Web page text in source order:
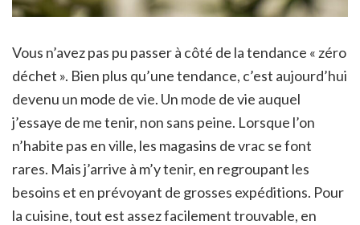
Vous n’avez pas pu passer à côté de la tendance « zéro
déchet ». Bien plus qu’une tendance, c’est aujourd’hui
devenu un mode de vie. Un mode de vie auquel
j’essaye de me tenir, non sans peine. Lorsque l’on
n’habite pas en ville, les magasins de vrac se font
rares. Mais j’arrive à m’y tenir, en regroupant les
besoins et en prévoyant de grosses expéditions. Pour
la cuisine, tout est assez facilement trouvable, en